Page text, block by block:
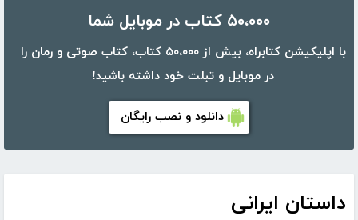
۵۰،۰۰۰ کتاب در موبایل شما
با اپلیکیشن کتابراه، بیش از ۵۰،۰۰۰ کتاب، کتاب صوتی و رمان را
در موبایل و تبلت خود داشته باشید!
دانلود و نصب رایگان
داستان ایرانی